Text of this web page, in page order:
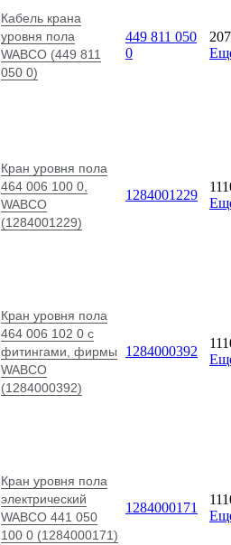
Кабель крана
уровня пола
WABCO (449 811
050 0)
449 811 050
0
Кран уровня пола
464 006 100 0,
WABCO
(1284001229)
1284001229
Кран уровня пола
464 006 102 0 с
фитингами, фирмы
WABCO
(1284000392)
1284000392
Кран уровня пола
электрический
WABCO 441 050
100 0 (1284000171)
1284000171